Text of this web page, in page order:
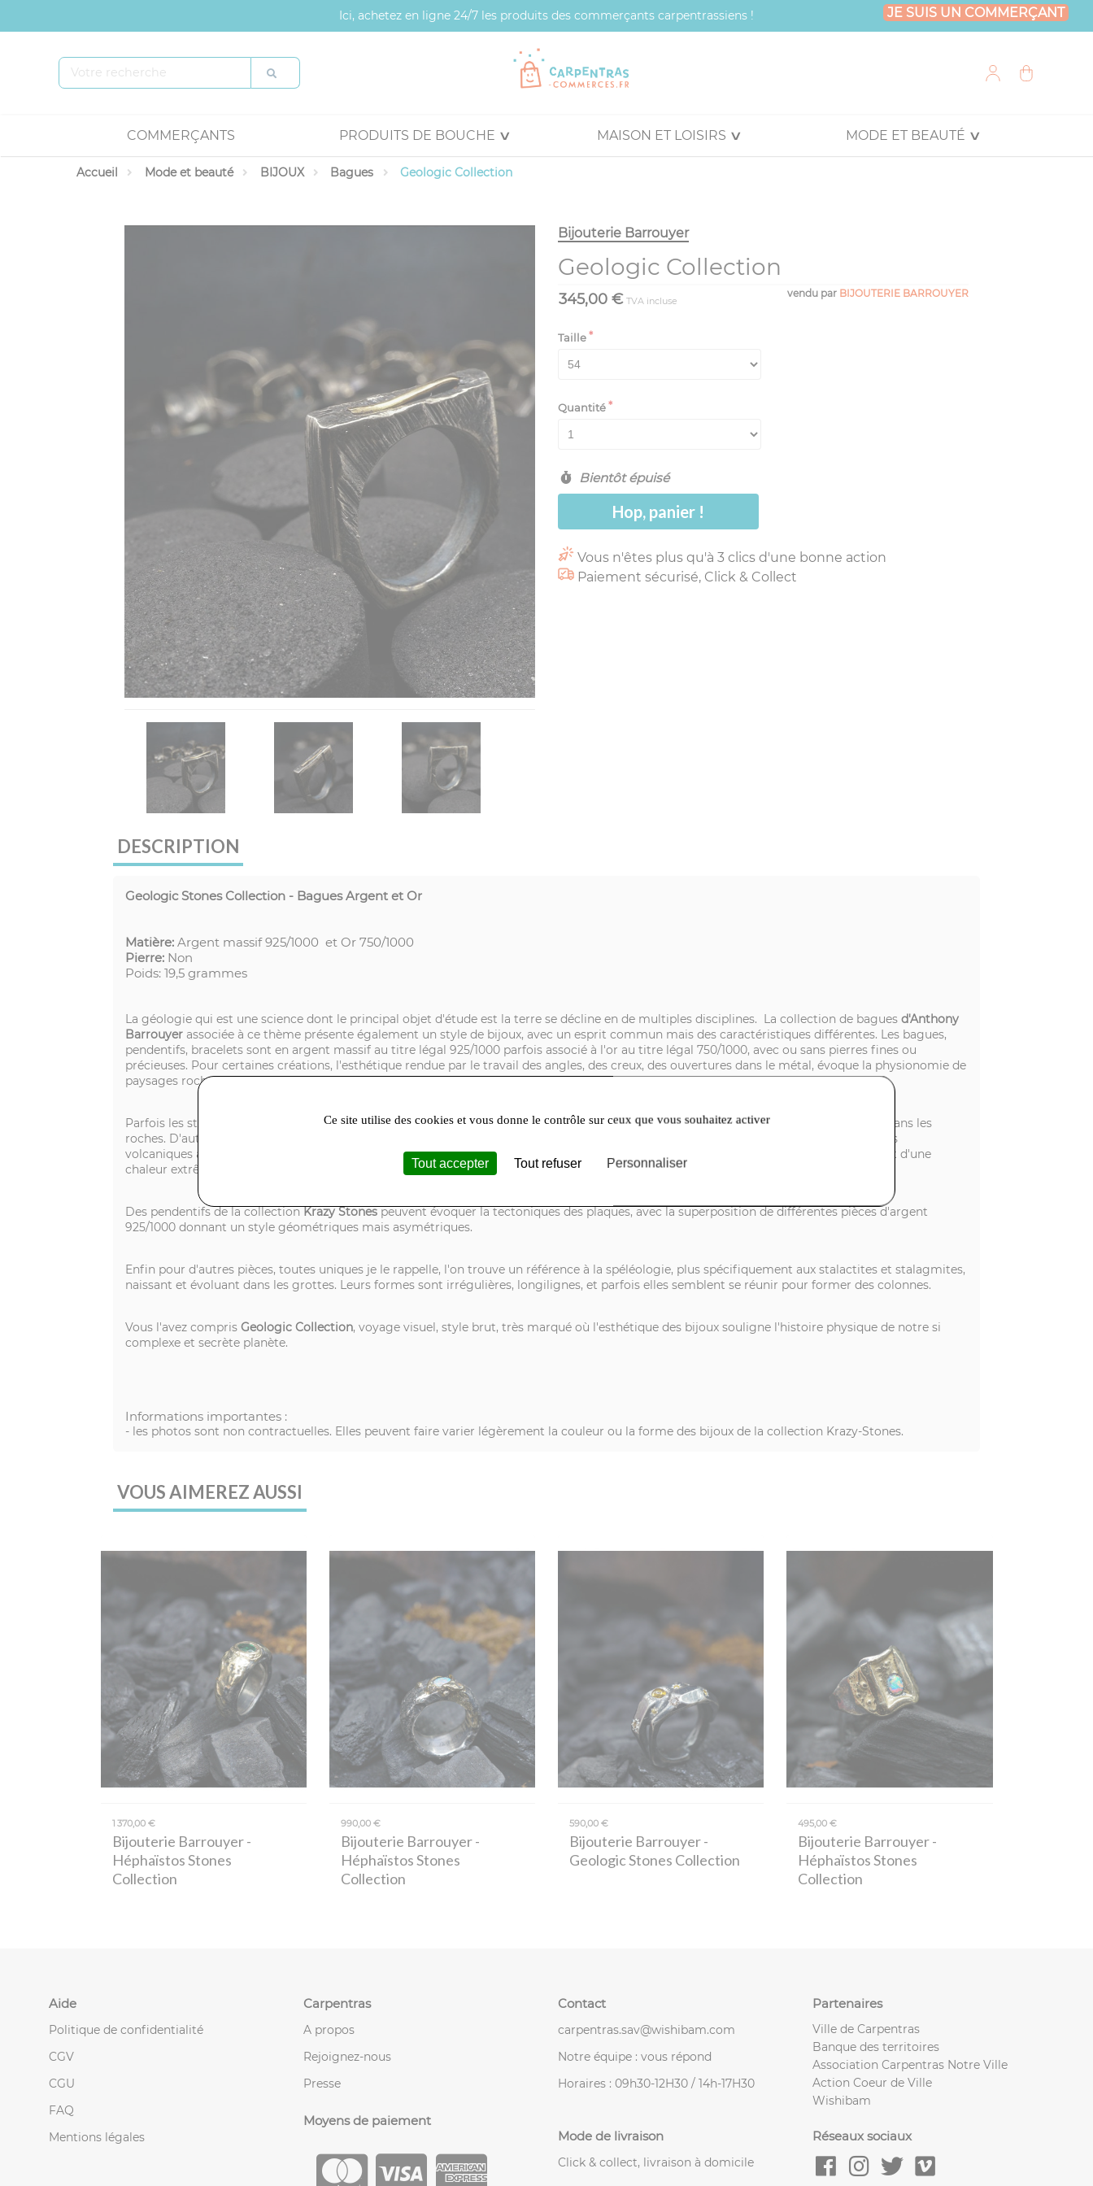
Ici, achetez en ligne 24/7 les produits des commerçants carpentrassiens ! JE SUIS UN COMMERÇANT
COMMERÇANTS PRODUITS DE BOUCHE MAISON ET LOISIRS MODE ET BEAUTÉ
Accueil Mode et beauté BIJOUX Bagues Geologic Collection
Bijouterie Barrouyer
Geologic Collection
vendu par BIJOUTERIE BARROUYER
345,00 € TVA incluse
Taille
Quantité
Bientôt épuisé
Hop, panier !
Vous n'êtes plus qu'à 3 clics d'une bonne action
Paiement sécurisé, Click & Collect
DESCRIPTION
Geologic Stones Collection - Bagues Argent et Or
Matière: Argent massif 925/1000 et Or 750/1000
Pierre: Non
Poids: 19,5 grammes
La géologie qui est une science dont le principal objet d'étude est la terre se décline en de multiples disciplines. La collection de baguesd'Anthony
Barrouyer associée à ce thème présente également un style de bijoux, avec un esprit commun mais des caractéristiques différentes. Les bagues,
pendentifs, bracelets sont en argent massif au titre légal 925/1000 parfois associé à l'or au titre légal 750/1000, avec ou sans pierres fines ou
précieuses. Pour certaines créations, l'esthétique rendue par le travail des angles, des creux, des ouvertures dans le métal, évoque la physionomie de
paysages rocheux, de falaises, de crevasses, escarpés, marqués par l'érosion du temps.
Parfois les stries dans le métal de la bague rappellent la superposition des couches sédimentaires géologiques que l'on peut observer dans les
roches. D'autres bijoux en argent 925/1000 et or 750/1000, peuvent se rapprocher du volcanisme et plus précisément l'aspect des roches
volcaniques après éruption comme les scories, les métaux semblent avoir fusionnés ou avoir fondus, ou même avoir éclatés, sous l'effet d'une
chaleur extrême.
Des pendentifs de la collectionKrazy Stonespeuvent évoquer la tectoniques des plaques, avec la superposition de différentes pièces d'argent
925/1000 donnant un style géométriques mais asymétriques.
Enfin pour d'autres pièces, toutes uniques je le rappelle, l'on trouve un référence à la spéléologie, plus spécifiquement aux stalactites et stalagmites,
naissant et évoluant dans les grottes. Leurs formes sont irrégulières, longilignes, et parfois elles semblent se réunir pour former des colonnes.
Vous l'avez comprisGeologic Collection, voyage visuel, style brut, très marqué où l'esthétique des bijoux souligne l'histoire physique de notre si
complexe et secrète planète.
Informations importantes :
- les photos sont non contractuelles. Elles peuvent faire varier légèrement la couleur ou la forme des bijoux de la collection Krazy-Stones.
VOUS AIMEREZ AUSSI
1 370,00 €
Bijouterie Barrouyer-
Héphaïstos Stones
Collection
990,00 €
Bijouterie Barrouyer-
Héphaïstos Stones
Collection
590,00 €
Bijouterie Barrouyer-
Geologic Stones Collection
495,00 €
Bijouterie Barrouyer-
Héphaïstos Stones
Collection
Aide
Politique de confidentialité
CGV
CGU
FAQ
Mentions légales
Carpentras
A propos
Rejoignez-nous
Presse
Moyens de paiement
Contact
carpentras.sav@wishibam.com
Notre équipe : vous répond
Horaires : 09h30-12H30 / 14h-17H30
Mode de livraison
Click & collect, livraison à domicile
Partenaires
Ville de Carpentras
Banque des territoires
Association Carpentras Notre Ville
Action Coeur de Ville
Wishibam
Réseaux sociaux
Ce site utilise des cookies et vous donne le contrôle sur ceux que vous souhaitez activer
Tout accepter Tout refuser Personnaliser